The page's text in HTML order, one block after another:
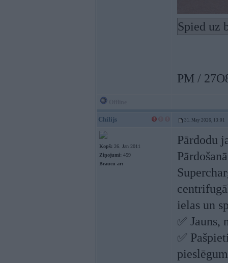
Spied uz
PM /
Chilijs 31. May 2026, 13:01
Kopš: 26. Jan 2011
Ziņojumi: 459
Braucu ar:
Pārdodu
ielas un
✅ Jauns,
✅